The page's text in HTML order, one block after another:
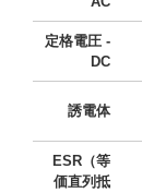
定格電圧 -
DC
誘電体
ESR（等
価直列抵